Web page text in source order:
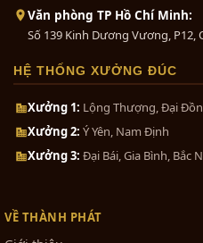
Văn phòng TP Hồ Chí Minh:
Số 139 Kinh Dương Vương, P12,
HỆ THỐNG XƯỞNG ĐÚC
Xưởng 1: Lộng Thượng, Đại
Xưởng 2: Ý Yên, Nam Định
Xưởng 3: Đại Bái, Gia Bình, Bắc
VỀ THÀNH PHÁT